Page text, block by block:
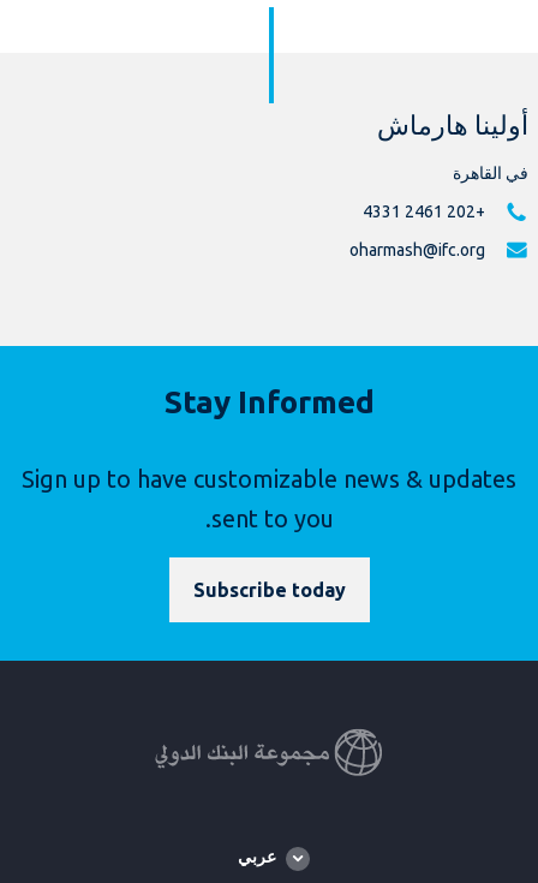
أولينا هارماش
في القاهرة
+202 2461 4331
oharmash@ifc.org
Stay Informed
Sign up to have customizable news & updates
sent to you.
Subscribe today
Global
language
عربي